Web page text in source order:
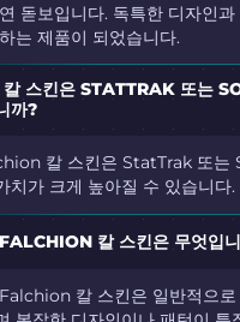
돋보입니다. 독특한 디자인
는 제품이 되었습니다.
스킨은 STATTRAK 또는
까?
칼 스킨은 StatTrak 또는
치가 크게 높아질 수 있습니다.
칼 스킨은 무엇입
칼 스킨은 일반적으로